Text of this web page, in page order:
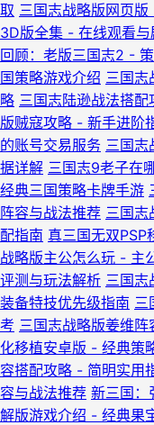
取 三国志战略版网页
3D版全集 - 在线观看与
回顾：老版三国志2 -
国策略游戏介绍 三国志
略 三国志陆逊战法搭
版贼寇攻略 - 新手进阶
的账号交易服务 三国志
据详解 三国志9老子在
经典三国策略卡牌手游
阵容与战法推荐 三国志
配指南 真三国无双
战略版主公怎么玩 - 主
评测与玩法解析 三国志
装备特技优先级指南 三
考 三国志战略版姜维
化移植安卓版 - 经典策
容搭配攻略 - 简明实用
容与战法推荐 新三国：
解版游戏介绍 - 经典果